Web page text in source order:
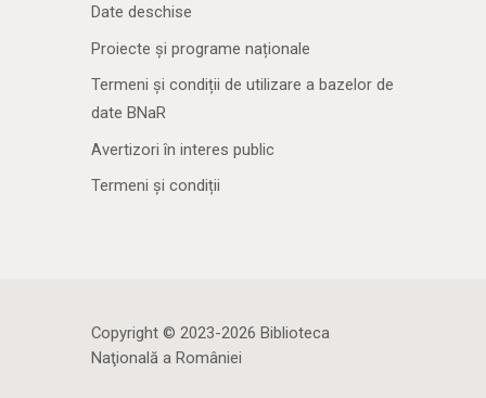
Date deschise
Proiecte și programe naționale
Termeni și condiții de utilizare a bazelor de
date BNaR
Avertizori în interes public
Termeni și condiții
Copyright © 2023-2026 Biblioteca
Naţională a României